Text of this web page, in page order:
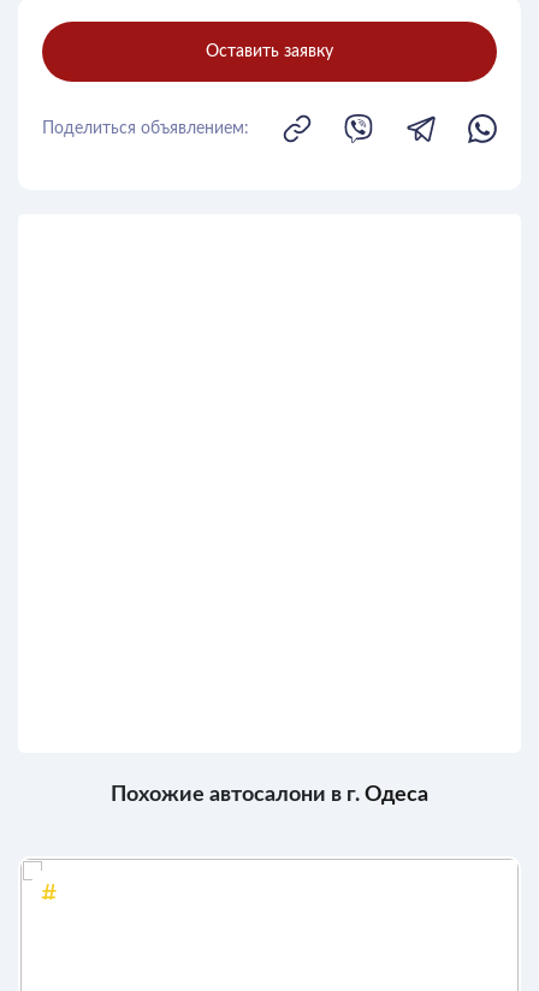
Оставить заявку
Поделиться объявлением:
Похожие автосалони в г. Одеса